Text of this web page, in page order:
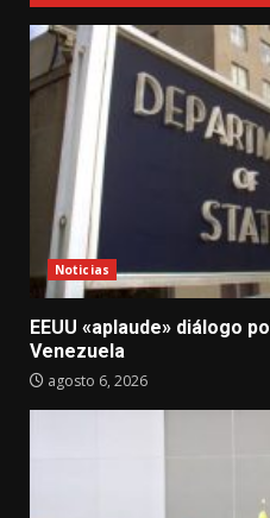
Noticias
EEUU «aplaude» diálogo
Venezuela
agosto 6, 2026